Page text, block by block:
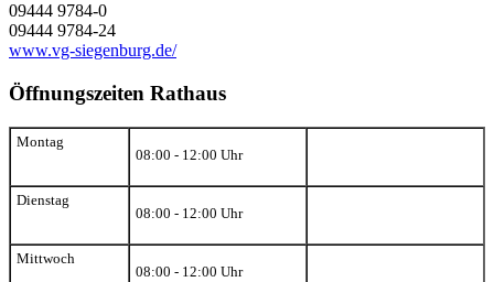
09444 9784-0
09444 9784-24
www.vg-siegenburg.de/
Öffnungszeiten Rathaus
Montag
08:00 - 12:00 Uhr
Dienstag
08:00 - 12:00 Uhr
Mittwoch
08:00 - 12:00 Uhr